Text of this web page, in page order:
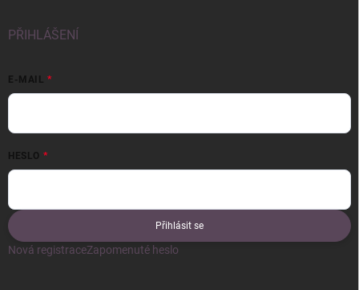
PŘIHLÁŠENÍ
E-MAIL
HESLO
Přihlásit se
Nová registraceZapomenuté heslo